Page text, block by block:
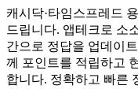
캐시닥·타임스프레드
드립니다. 앱테크로 소
간으로 정답을 업데이
께 포인트를 적립하고
합니다. 정확하고 빠른